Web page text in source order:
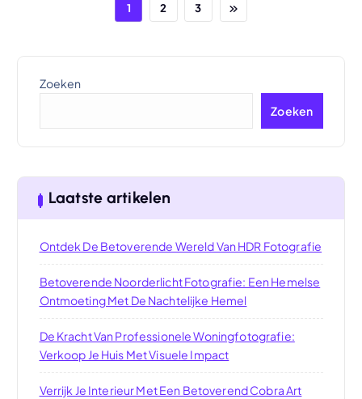
1 2 3
Zoeken
Zoeken
Laatste artikelen
Ontdek De Betoverende Wereld Van HDR Fotografie
Betoverende Noorderlicht Fotografie: Een Hemelse
Ontmoeting Met De Nachtelijke Hemel
De Kracht Van Professionele Woningfotografie:
Verkoop Je Huis Met Visuele Impact
Verrijk Je Interieur Met Een Betoverend Cobra Art